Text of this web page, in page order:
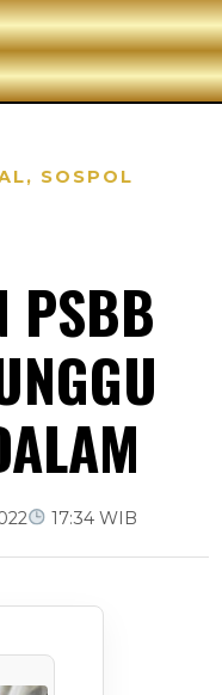
, SOSPOL
PSBB
17:34 WIB